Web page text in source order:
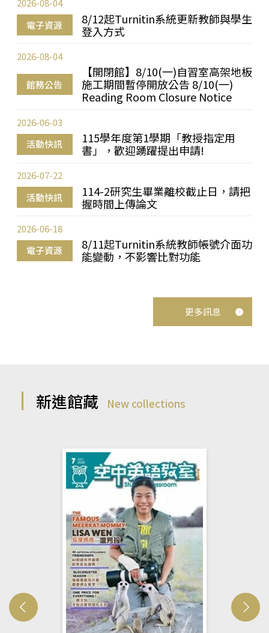
電子資源
8/12起Turnitin系統更新教師與學生
登入方式
2026-08-04
館務公告
【開閉館】8/10(一)自習室高架地板
施工期間暫停開放公告 8/10(一)
Reading Room Closure Notice
2026-08-04
活動快訊
115學年度第1學期「教授指定用
書」，歡迎踴躍提出申請!
2026-06-03
活動快訊
114-2研究生畢業離校截止日，請把
握時間上傳論文
2026-07-22
電子資源
8/11起Turnitin系統教師帳號介面功
能變動，不影響比對功能
2026-06-18
更多訊息
新進館藏 New collections